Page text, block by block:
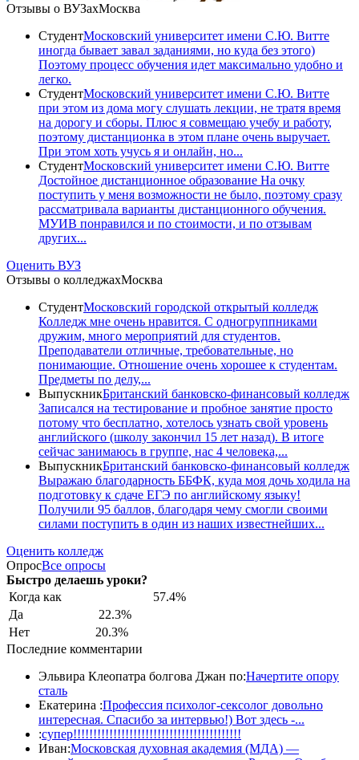
Отзывы о ВУЗахМосква
СтудентМосковский университет имени С.Ю. Витте
иногда бывает завал заданиями, но куда без этого)
Поэтому процесс обучения идет максимально удобно и
легко.
СтудентМосковский университет имени С.Ю. Витте
при этом из дома могу слушать лекции, не тратя время
на дорогу и сборы. Плюс я совмещаю учебу и работу,
поэтому дистанционка в этом плане очень выручает.
При этом хоть учусь я и онлайн, но...
СтудентМосковский университет имени С.Ю. Витте
Достойное дистанционное образование На очку
поступить у меня возможности не было, поэтому сразу
рассматривала варианты дистанционного обучения.
МУИВ понравился и по стоимости, и по отзывам
других...
Оценить ВУЗ
Отзывы о колледжахМосква
СтудентМосковский городской открытый колледж
Колледж мне очень нравится. С одногруппниками
дружим, много мероприятий для студентов.
Преподаватели отличные, требовательные, но
понимающие. Отношение очень хорошее к студентам.
Предметы по делу,...
ВыпускникБританский банковско-финансовый колледж
Записался на тестирование и пробное занятие просто
потому что бесплатно, хотелось узнать свой уровень
английского (школу закончил 15 лет назад). В итоге
сейчас занимаюсь в группе, нас 4 человека,...
ВыпускникБританский банковско-финансовый колледж
Выражаю благодарность ББФК, куда моя дочь ходила на
подготовку к сдаче ЕГЭ по английскому языку!
Получили 95 баллов, благодаря чему смогли своими
силами поступить в один из наших известнейших...
Оценить колледж
ОпросВсе опросы
Быстро делаешь уроки?
Когда как
57.4%
Да
22.3%
Нет
20.3%
Последние комментарии
Эльвира Клеопатра болгова Джан по:Начертите опору
сталь
Екатерина :Профессия психолог-сексолог довольно
интересная. Спасибо за интервью!) Вот здесь -...
:супер!!!!!!!!!!!!!!!!!!!!!!!!!!!!!!!!!!!!!!!!!!
Иван:Московская духовная академия (МДА) —